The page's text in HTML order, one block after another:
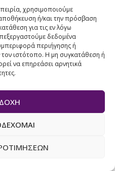
χρησιμοποιούμε
ή/και την πρόσβαση
για τις εν λόγω
δεδομένα
περιήγησης ή
ιστότοπο. Η μη συγκατάθεση ή
να επηρεάσει αρνητικά
pp. 318-324.
ΈΡΕΥΝΑ ΕΎΑ ΜΠΕΣΛΕΜΈ
RESEARCH